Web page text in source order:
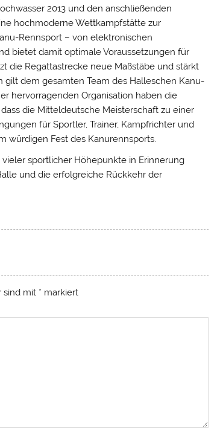
2013 und den anschließenden
hochmoderne Wettkampfstätte zur
Rennsport – von elektronischen
bietet damit optimale Voraussetzungen für
die Regattastrecke neue Maßstäbe und stärkt
dem gesamten Team des Halleschen Kanu-
hervorragenden Organisation haben die
die Mitteldeutsche Meisterschaft zu einer
für Sportler, Trainer, Kampfrichter und
würdigen Fest des Kanurennsports.
sportlicher Höhepunkte in Erinnerung
und die erfolgreiche Rückkehr der
sind mit * markiert